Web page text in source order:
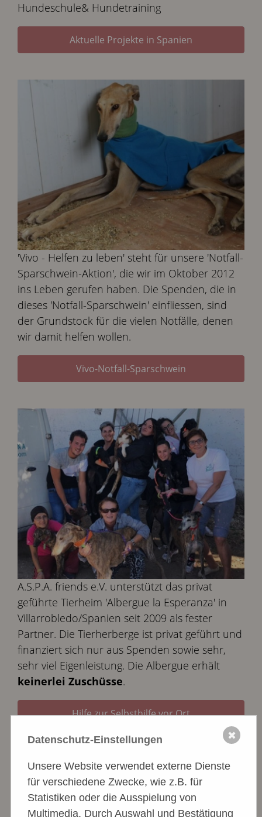
Hundeschule& Hundetraining
Aktuelle Projekte in Spanien
'Vivo - Helfen zu leben' steht für unsere 'Notfall-
Sparschwein-Aktion', die wir im Oktober 2012
ins Leben gerufen haben. Die Spenden, die in
dieses 'Notfall-Sparschwein' einfliessen, sind
der Grundstock für die vielen Notfälle, denen
wir damit helfen wollen.
Vivo-Notfall-Sparschwein
A.S.P.A. friends e.V. unterstützt das privat
geführte Tierheim 'Albergue la Esperanza' in
Villarrobledo/Spanien seit 2009 als fester
Partner. Die Tierherberge ist privat geführt und
finanziert sich nur aus Spenden sowie sehr,
sehr viel Eigenleistung. Die Albergue erhält
keinerlei Zuschüsse.
Hilfe zur Selbsthilfe vor Ort
Datenschutz-Einstellungen
Unsere Website verwendet externe Dienste
für verschiedene Zwecke, wie z.B. für
Statistiken oder die Ausspielung von
Multimedia. Durch Auswahl und Bestätigung
✖